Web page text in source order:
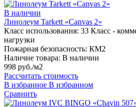
В наличии
Линолеум Tarkett «Canvas 2»
Класс использования: 33 Класс -
нагрузки
Пожарная безопасность: КМ2
Наличие товара: В наличии
998 руб./м2
Рассчитать стоимость
В избранное В избранном
Сравнить